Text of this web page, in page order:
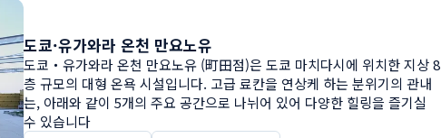
도쿄·유가와라 온천 만요노유
도쿄・유가와라 온천 만요노유 (町田점)은 도쿄 마치다시에 위치한 지상 8
층 규모의 대형 온욕 시설입니다. 고급 료칸을 연상케 하는 분위기의 관내
는, 아래와 같이 5개의 주요 공간으로 나뉘어 있어 다양한 힐링을 즐기실
수 있습니다